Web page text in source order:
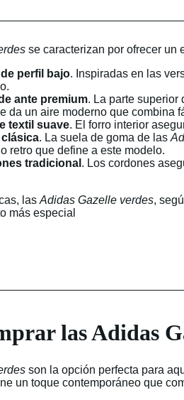
se caracterizan por ofrecer un
perfil bajo. Inspiradas en las
ante premium. La parte superior
da un aire moderno que combina
textil suave. El forro interior
. La suela de goma de las
retro que define a este modelo.
tradicional . Los cordones
las Adidas Gazelle verdes,
más especial
las Adidas
son la opción perfecta para
un toque contemporáneo que